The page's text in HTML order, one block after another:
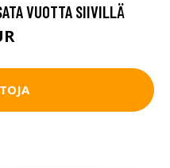
VUOTTA SIIVILLÄ